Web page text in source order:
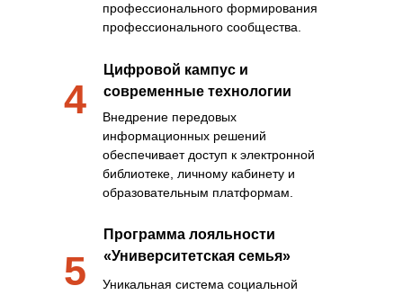
профессионального формирования
профессионального сообщества.
4
Цифровой кампус и
современные технологии
Внедрение передовых
информационных решений
обеспечивает доступ к электронной
библиотеке, личному кабинету и
образовательным платформам.
5
Программа лояльности
«Университетская семья»
Уникальная система социальной